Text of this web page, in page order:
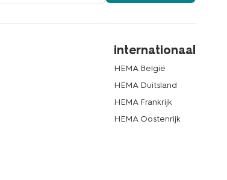
internationaal
HEMA België
HEMA Duitsland
HEMA Frankrijk
HEMA Oostenrijk